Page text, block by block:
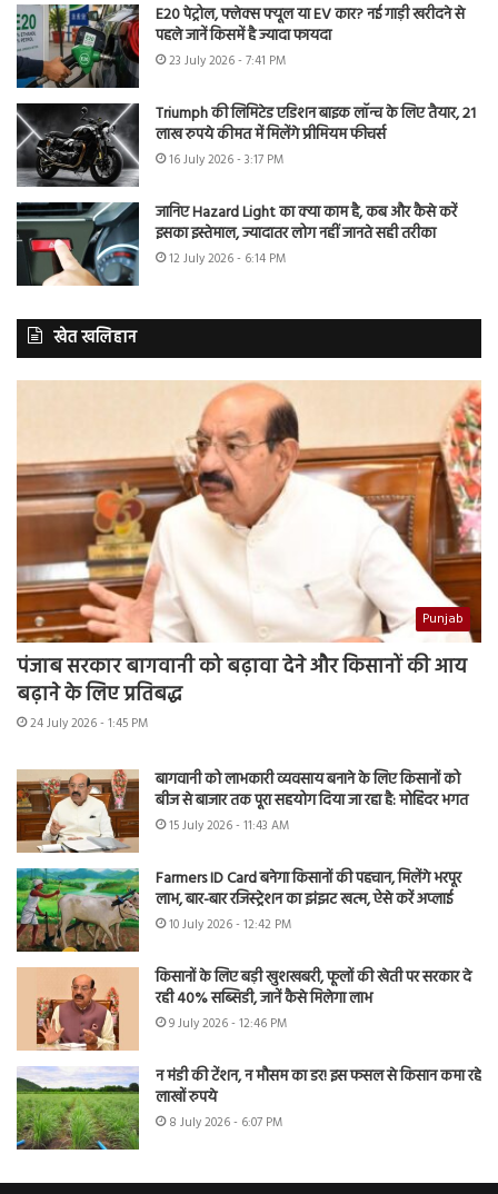
E20 पेट्रोल, फ्लेक्स फ्यूल या EV कार? नई गाड़ी खरीदने से
पहले जानें किसमें है ज्यादा फायदा
23 July 2026 - 7:41 PM
Triumph की लिमिटेड एडिशन बाइक लॉन्च के लिए तैयार, 21
लाख रुपये कीमत में मिलेंगे प्रीमियम फीचर्स
16 July 2026 - 3:17 PM
जानिए Hazard Light का क्या काम है, कब और कैसे करें
इसका इस्तेमाल, ज्यादातर लोग नहीं जानते सही तरीका
12 July 2026 - 6:14 PM
खेत खलिहान
Punjab
पंजाब सरकार बागवानी को बढ़ावा देने और किसानों की आय
बढ़ाने के लिए प्रतिबद्ध
24 July 2026 - 1:45 PM
बागवानी को लाभकारी व्यवसाय बनाने के लिए किसानों को
बीज से बाजार तक पूरा सहयोग दिया जा रहा है: मोहिंदर भगत
15 July 2026 - 11:43 AM
Farmers ID Card बनेगा किसानों की पहचान, मिलेंगे भरपूर
लाभ, बार-बार रजिस्ट्रेशन का झंझट खत्म, ऐसे करें अप्लाई
10 July 2026 - 12:42 PM
किसानों के लिए बड़ी खुशखबरी, फूलों की खेती पर सरकार दे
रही 40% सब्सिडी, जानें कैसे मिलेगा लाभ
9 July 2026 - 12:46 PM
न मंडी की टेंशन, न मौसम का डर! इस फसल से किसान कमा रहे
लाखों रुपये
8 July 2026 - 6:07 PM